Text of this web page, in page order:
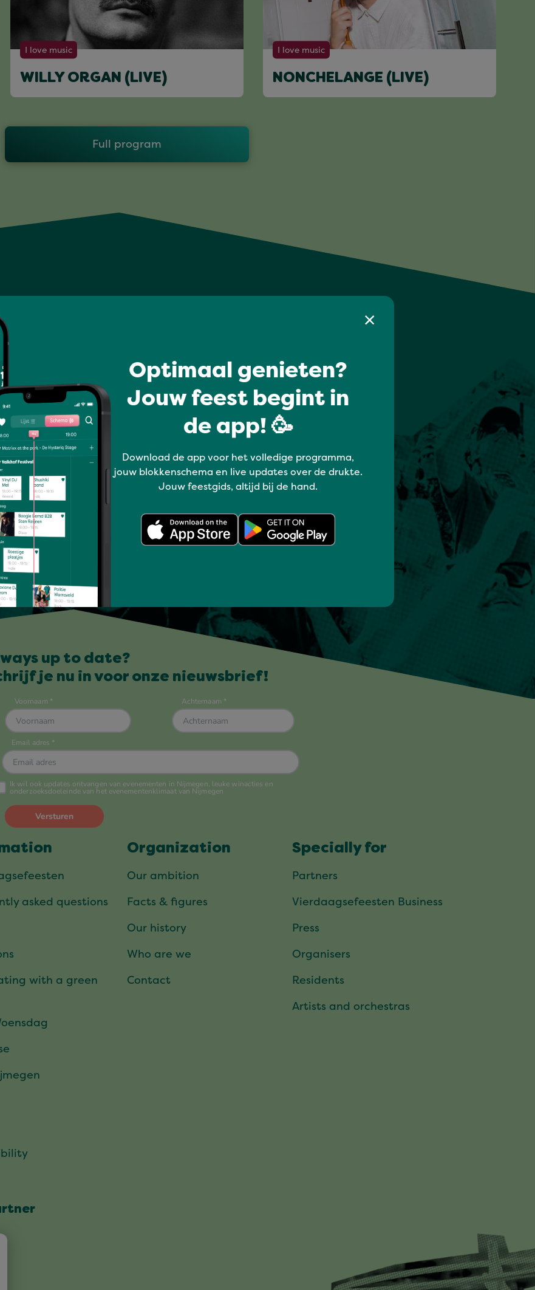
I love music
WILLY ORGAN (LIVE)
I love music
NONCHELANGE (LIVE)
Full program
Optimaal genieten?
Jouw feest begint in
de app! 🥳
Download de app voor het volledige programma,
jouw blokkenschema en live updates over de drukte.
Jouw feestgids, altijd bij de hand.
up to date?
je nu in voor onze nieuwsbrief!
asked questions
with a green
Organization
Our ambition
Facts & figures
Our history
Who are we
Contact
Specially for
Partners
Vierdaagsefeesten Business
Press
Organisers
Residents
Artists and orchestras